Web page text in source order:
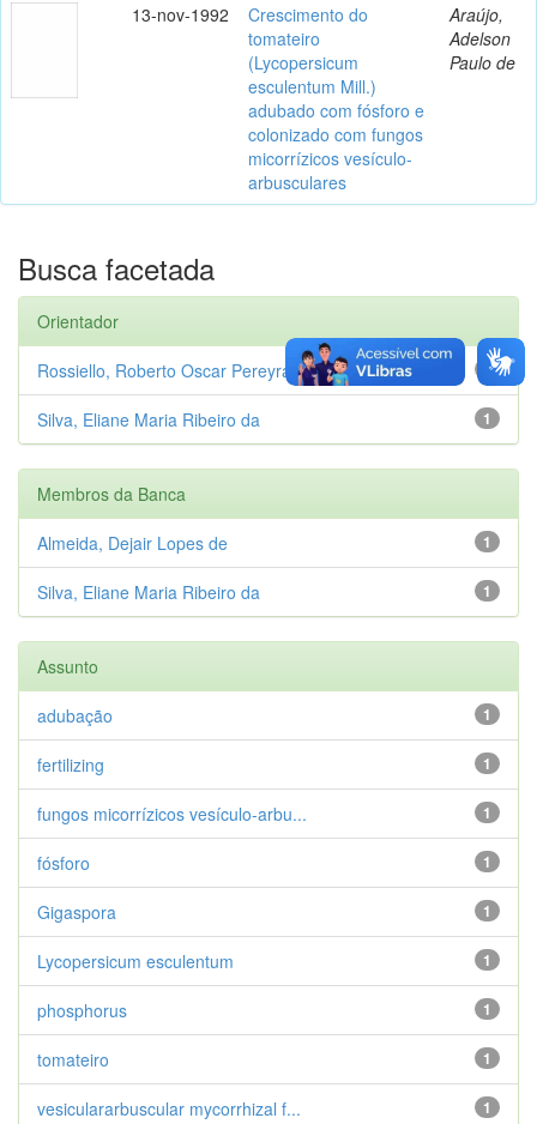
13-nov-1992
Crescimento do
tomateiro
(Lycopersicum
esculentum Mill.)
adubado com fósforo e
colonizado com fungos
micorrízicos vesículo-
arbusculares
Araújo,
Adelson
Paulo de
Busca facetada
Orientador
1
Rossiello, Roberto Oscar Pereyra
1
Silva, Eliane Maria Ribeiro da
Membros da Banca
1
Almeida, Dejair Lopes de
1
Silva, Eliane Maria Ribeiro da
Assunto
1
adubação
1
fertilizing
1
fungos micorrízicos vesículo-arbu...
1
fósforo
1
Gigaspora
1
Lycopersicum esculentum
1
phosphorus
1
tomateiro
1
vesiculararbuscular mycorrhizal f...